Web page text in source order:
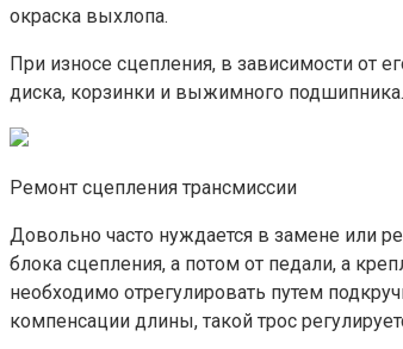
окраска выхлопа.
При износе сцепления, в зависимости от
диска, корзинки и выжимного
Ремонт сцепления трансмиссии
Довольно часто нуждается в замене или
блока сцепления, а потом от педали, а
необходимо отрегулировать путем
компенсации длины, такой трос